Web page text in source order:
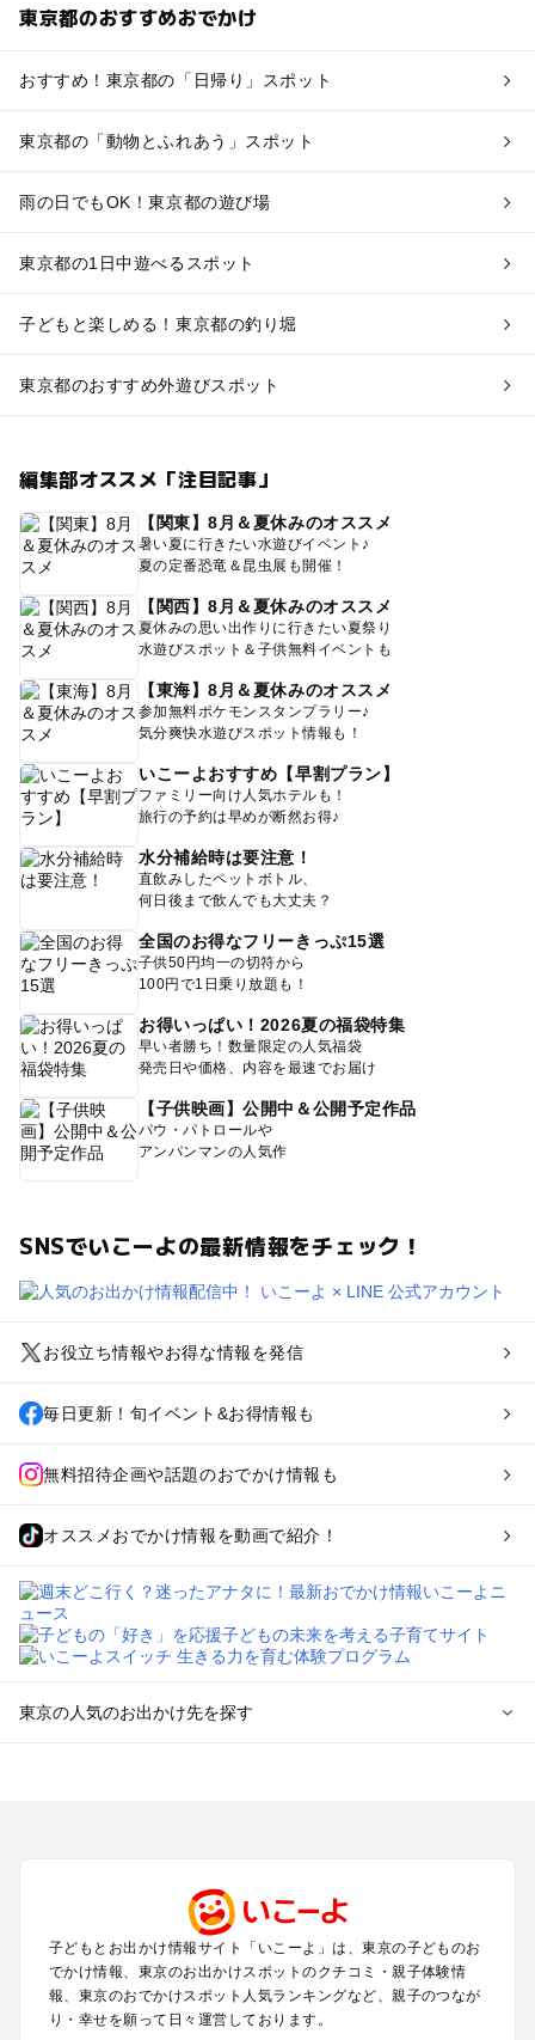
東京都のおすすめおでかけ
おすすめ！東京都の「日帰り」スポット
東京都の「動物とふれあう」スポット
雨の日でもOK！東京都の遊び場
東京都の1日中遊べるスポット
子どもと楽しめる！東京都の釣り堀
東京都のおすすめ外遊びスポット
編集部オススメ「注目記事」
【関東】8月＆夏休みのオススメ
暑い夏に行きたい水遊びイベント♪
夏の定番恐竜＆昆虫展も開催！
【関西】8月＆夏休みのオススメ
夏休みの思い出作りに行きたい夏祭り
水遊びスポット＆子供無料イベントも
【東海】8月＆夏休みのオススメ
参加無料ポケモンスタンプラリー♪
気分爽快水遊びスポット情報も！
いこーよおすすめ【早割プラン】
ファミリー向け人気ホテルも！
旅行の予約は早めが断然お得♪
水分補給時は要注意！
直飲みしたペットボトル、
何日後まで飲んでも大丈夫？
全国のお得なフリーきっぷ15選
子供50円均一の切符から
100円で1日乗り放題も！
お得いっぱい！2026夏の福袋特集
早い者勝ち！数量限定の人気福袋
発売日や価格、内容を最速でお届け
【子供映画】公開中＆公開予定作品
パウ・パトロールや
アンパンマンの人気作
SNSでいこーよの最新情報をチェック！
お役立ち情報やお得な情報を発信
毎日更新！旬イベント&お得情報も
無料招待企画や話題のおでかけ情報も
オススメおでかけ情報を動画で紹介！
東京の人気のお出かけ先を探す
町田・相模原・愛川・上野原のプールお出かけ
渋谷・原宿・恵比寿・中目黒・自由が丘のプールお出かけ
池袋・赤羽・王子・巣鴨・目白・石神井のプールお出かけ
新宿・高田馬場・代々木・千駄ヶ谷のプールお出かけ
銀座・丸の内・日本橋・有楽町・築地・月島のプールお出かけ
子どもとお出かけ情報サイト「いこーよ」は、東京の子どものお
でかけ情報、東京のお出かけスポットのクチコミ・親子体験情
報、東京のおでかけスポット人気ランキングなど、親子のつなが
り・幸せを願って日々運営しております。